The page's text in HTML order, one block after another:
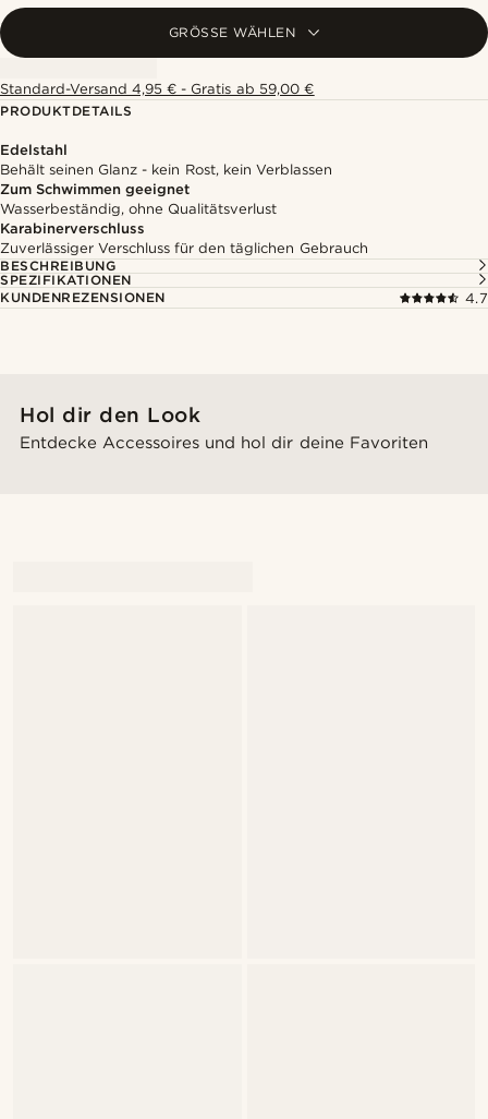
GRÖSSE WÄHLEN
Standard-Versand 4,95 € - Gratis ab 59,00 €
PRODUKTDETAILS
Edelstahl
Behält seinen Glanz - kein Rost, kein Verblassen
Zum Schwimmen geeignet
Wasserbeständig, ohne Qualitätsverlust
Karabinerverschluss
Zuverlässiger Verschluss für den täglichen Gebrauch
BESCHREIBUNG
SPEZIFIKATIONEN
KUNDENREZENSIONEN
4.7
Hol dir den Look
Entdecke Accessoires und hol dir deine Favoriten